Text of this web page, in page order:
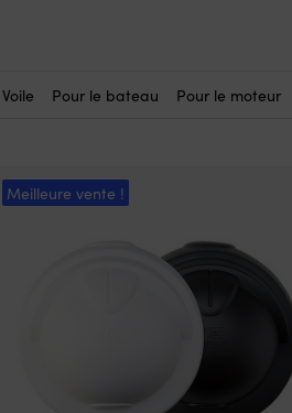
Voile Pour le bateau Pour le moteur
Meilleure vente !